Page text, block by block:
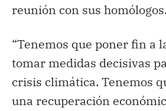
reunión con sus homólogos.
“Tenemos que poner fin a
tomar medidas decisivas
crisis climática. Tenemos
una recuperación